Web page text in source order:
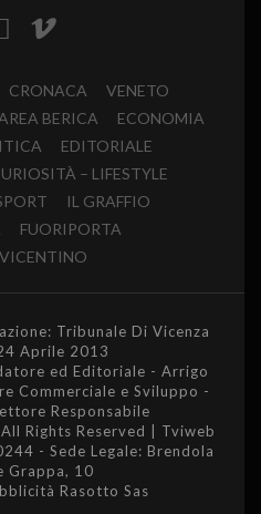
CRONACA
VENETO
BERICA
ECONOMIA
EDITORIALE
– LIFESTYLE
IL GRAFFIO
FUORIPORTA
Tribunale Di Vicenza
Aprile 2013
ed Editoriale - Arrigo
Commerciale e Sviluppo -
Responsabile
Rights Reserved | Tviweb
- Sede Legale: Brendola
Grappa, 10
Rasotto Sas